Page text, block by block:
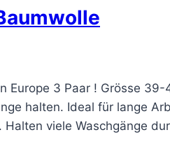
Europe 3 Paar ! Grösse
halten. Ideal für lange
viele Waschgänge